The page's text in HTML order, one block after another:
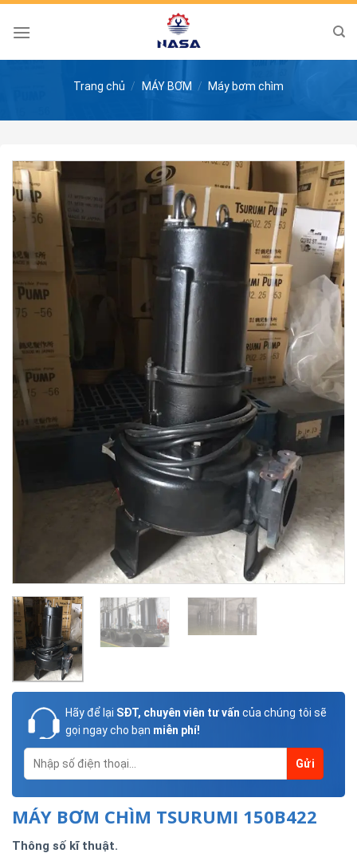
Skip
Trang chủ / MÁY BƠM / Máy bơm chìm
Hãy để lại SĐT, chuyên viên tư vấn của chúng tôi sẽ
gọi ngay cho bạn miễn phí!
MÁY BƠM CHÌM TSURUMI 150B422
Thông số kĩ thuật.